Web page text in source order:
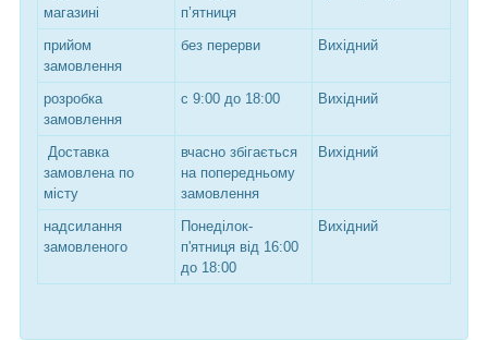
магазині
п’ятниця
прийом
замовлення
без перерви Вихідний
розробка
замовлення
с 9:00 до 18:00 Вихідний
Доставка
замовлена по
місту
вчасно збігається
на попередньому
замовлення
Вихідний
надсилання
замовленого
Понеділок-
п'ятниця від 16:00
до 18:00
Вихідний